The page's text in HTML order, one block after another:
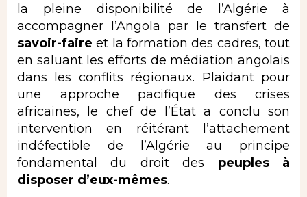
la pleine disponibilité de l’Algérie à
accompagner l’Angola par le transfert de
savoir-faire et la formation des cadres, tout
en saluant les efforts de médiation angolais
dans les conflits régionaux. Plaidant pour
une approche pacifique des crises
africaines, le chef de l’État a conclu son
intervention en réitérant l’attachement
indéfectible de l’Algérie au principe
fondamental du droit des peuples à
disposer d’eux-mêmes.